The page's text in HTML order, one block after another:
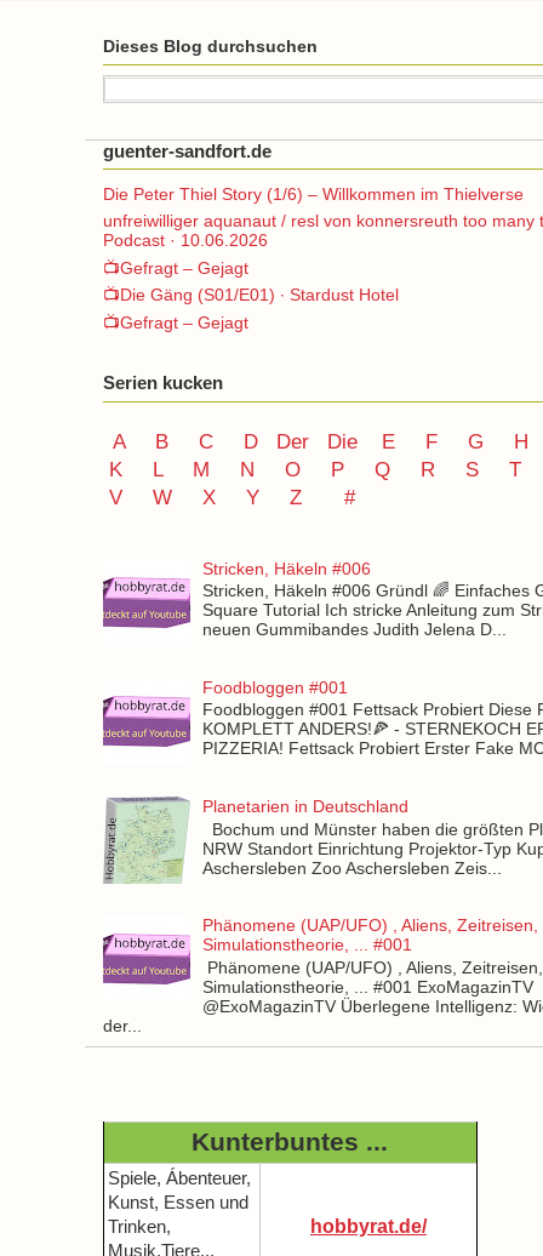
Dieses Blog durchsuchen
guenter-sandfort.de
Die Peter Thiel Story (1/6) – Willkommen im Thielverse
unfreiwilliger aquanaut / resl von konnersreuth too many
Podcast · 10.06.2026
📺Gefragt – Gejagt
📺Die Gäng (S01/E01) ∙ Stardust Hotel
📺Gefragt – Gejagt
Serien kucken
A B C D Der Die E F G
H
K
L M N O P Q R S
T
V
W X Y Z #
Stricken, Häkeln #006
Stricken, Häkeln #006 Gründl 🌈 Einfaches
Square Tutorial Ich stricke Anleitung zum
neuen Gummibandes Judith Jelena D...
Foodbloggen #001
Foodbloggen #001 Fettsack Probiert Diese
KOMPLETT ANDERS!🍕 - STERNEKOCH
PIZZERIA! Fettsack Probiert Erster Fake
Planetarien in Deutschland
Bochum und Münster haben die größten
NRW Standort Einrichtung Projektor-Typ
Aschersleben Zoo Aschersleben Zeis...
Phänomene (UAP/UFO) , Aliens, Zeitreisen,
Simulationstheorie, ... #001
Phänomene (UAP/UFO) , Aliens, Zeitreisen,
Simulationstheorie, ... #001 ExoMagazinTV
@ExoMagazinTV Überlegene Intelligenz:
der...
Kunterbuntes ...
Spiele, Ábenteuer,
Kunst, Essen und
Trinken,
Musik,Tiere...
hobbyrat.de/